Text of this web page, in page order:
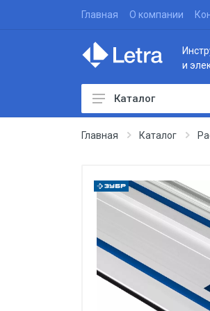
Главная О компании
и
Каталог
Главная Каталог